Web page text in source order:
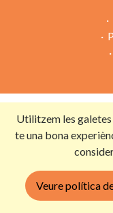
Utilitzem les
te una bona
Veure política